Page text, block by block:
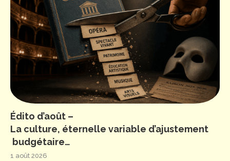
Édito d’août –
La culture, éternelle variable d’ajustement
budgétaire…
1 août 2026